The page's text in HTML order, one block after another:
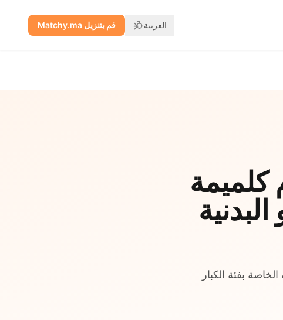
العربية قم بتنزيل Matchy.ma
كلميمة
بفئة الكبار